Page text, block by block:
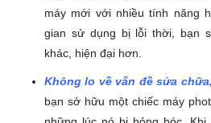
máy mới với nhiều tính năng
gian sử dụng bị lỗi thời, bạn
khác, hiện đại hơn.
Không lo về vấn đề sửa
bạn sở hữu một chiếc máy